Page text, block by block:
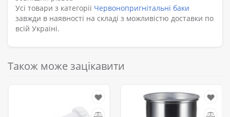
Усі товари з категорії Червонопригнітальні баки
завжди в наявності на складі з можливістю доставки по
всій Україні.
Також може зацікавити